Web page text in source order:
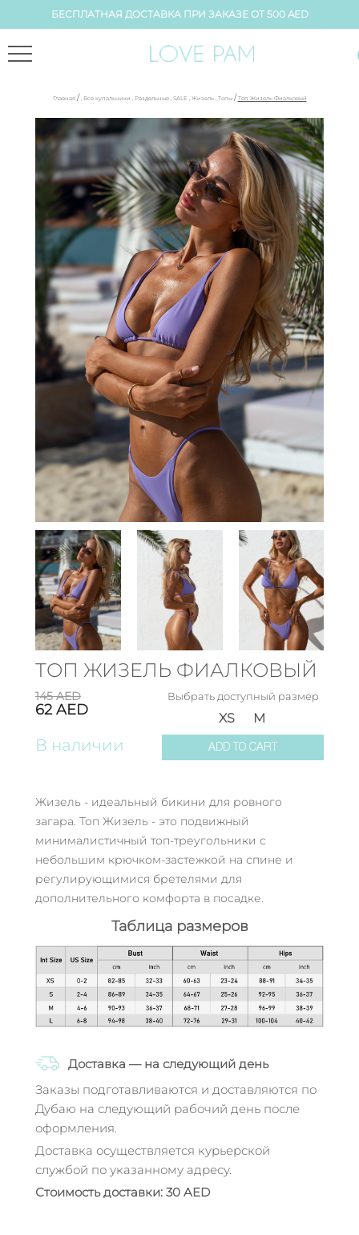
БЕСПЛАТНАЯ ДОСТАВКА ПРИ ЗАКАЗЕ ОТ 500 AED
Главная / , Все купальники , Раздельные, SALE , Жизель, Топы / Топ Жизель Фиалковый
ТОП ЖИЗЕЛЬ ФИАЛКОВЫЙ
145AED
62AED
В наличии
Выбрать доступный размер
M
XS
ADD TO CART
Жизель - идеальный бикини для ровного
загара. Топ Жизель - это подвижный
минималистичный топ-треугольники с
небольшим крючком-застежкой на спине и
регулирующимися бретелями для
дополнительного комфорта в посадке.
Таблица размеров
Доставка — на следующий день
Заказы подготавливаются и доставляются по
Дубаю на следующий рабочий день после
оформления.
Доставка осуществляется курьерской
службой по указанному адресу.
Стоимость доставки: 30 AED